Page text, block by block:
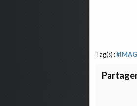
Tag(s) :